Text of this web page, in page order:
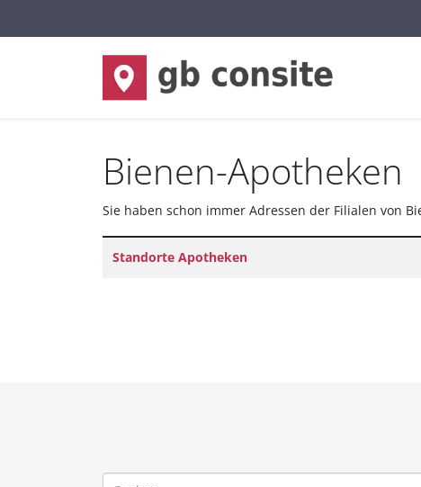
Bienen-Apotheken
Sie haben schon immer Adressen der Filialen von
Titel
Standorte Apotheken